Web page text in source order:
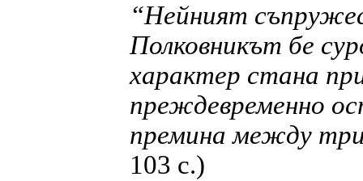
“Нейният
Полковникът бе
характер стана
преждевременно
премина между
103 с.)